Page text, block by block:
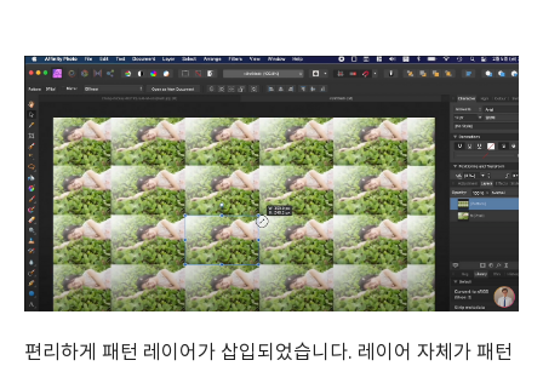
편리하게 패턴 레이어가 삽입되었습니다. 레이어 자체가 패턴